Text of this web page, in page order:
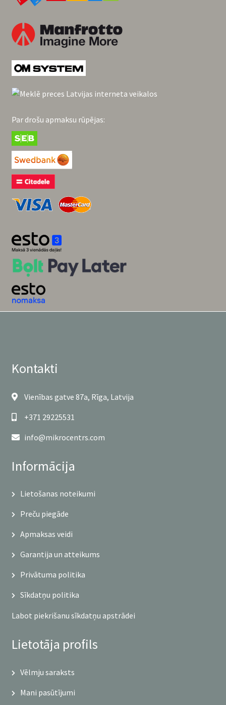
Par drošu apmaksu rūpējas:
Kontakti
Vienības gatve 87a, Rīga, Latvija
+371 29225531
info@mikrocentrs.com
Informācija
Lietošanas noteikumi
Preču piegāde
Apmaksas veidi
Garantija un atteikums
Privātuma politika
Sīkdatņu politika
Labot piekrišanu sīkdatņu apstrādei
Lietotāja profils
Vēlmju saraksts
Mani pasūtījumi